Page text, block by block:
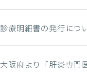
診療明細書の発行につ
大阪府より「肝炎専門